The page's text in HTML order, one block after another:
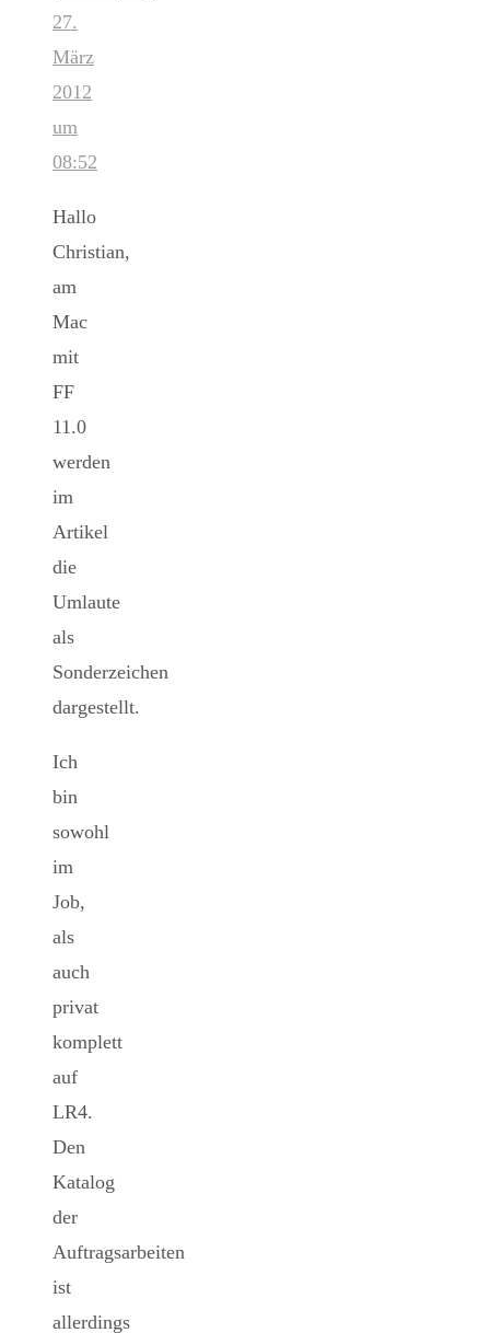
27.
März
2012
um
08:52
Hallo
Christian,
am
Mac
mit
FF
11.0
werden
im
Artikel
die
Umlaute
als
Sonderzeichen
dargestellt.
Ich
bin
sowohl
im
Job,
als
auch
privat
komplett
auf
LR4.
Den
Katalog
der
Auftragsarbeiten
ist
allerdings